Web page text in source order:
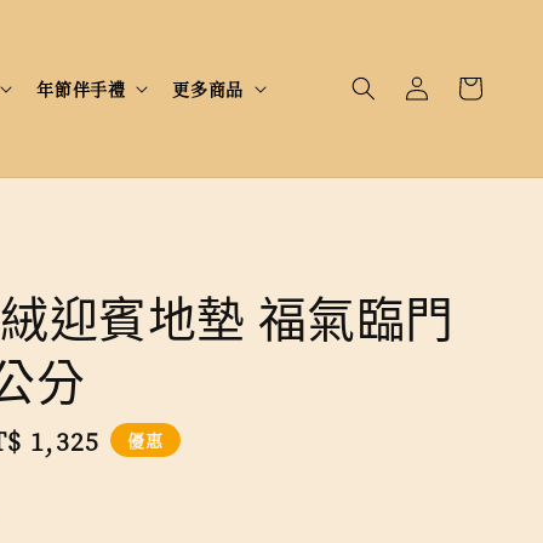
年節伴手禮 更多商品
迎賓地墊 福氣臨門
分
1,325 優惠